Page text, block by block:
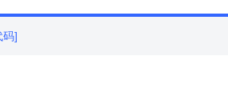
码]